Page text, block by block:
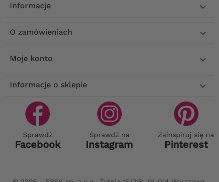
Informacje 
O zamówieniach 
Moje konto 
Informacje o sklepie 
Sprawdź
Facebook
Sprawdź na
Instagram
Zainspiruj się na
Pinterest